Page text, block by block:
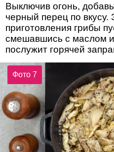
Выключив огонь,
черный перец по вкусу.
приготовления грибы
смешавшись с маслом
послужит горячей
Фото 7